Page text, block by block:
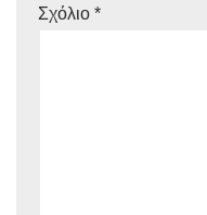
Σχόλιο *